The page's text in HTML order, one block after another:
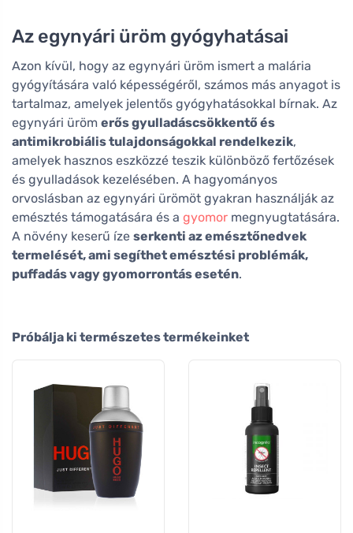
Az egynyári üröm gyógyhatásai
Azon kívül, hogy az egynyári üröm ismert a malária
gyógyítására való képességéről, számos más anyagot is
tartalmaz, amelyek jelentős gyógyhatásokkal bírnak. Az
egynyári üröm erős gyulladáscsökkentő és
antimikrobiális tulajdonságokkal rendelkezik,
amelyek hasznos eszközzé teszik különböző fertőzések
és gyulladások kezelésében. A hagyományos
orvoslásban az egynyári ürömöt gyakran használják az
emésztés támogatására és a gyomor megnyugtatására.
A növény keserű íze serkenti az emésztőnedvek
termelését, ami segíthet emésztési problémák,
puffadás vagy gyomorrontás esetén.
Próbálja ki természetes termékeinket